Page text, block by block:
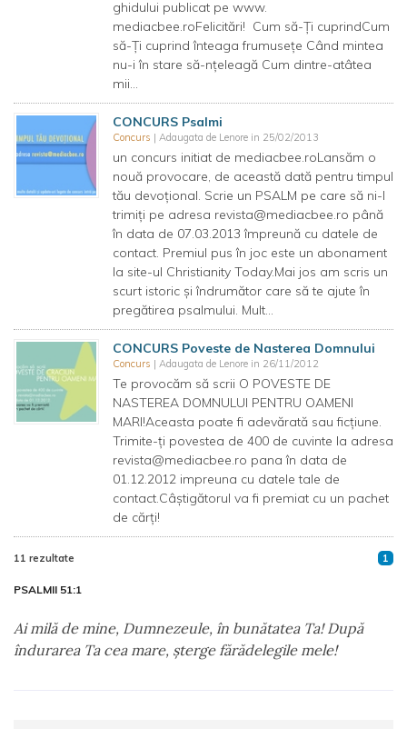
ghidului publicat pe www.
mediacbee.roFelicitări! Cum să-Ţi cuprindCum
să-Ţi cuprind înteaga frumuseţe Când mintea
nu-i în stare să-nţeleagă Cum dintre-atâtea
mii...
CONCURS Psalmi
Concurs | Adaugata de Lenore in 25/02/2013
un concurs initiat de mediacbee.roLansăm o
nouă provocare, de această dată pentru timpul
tău devoţional. Scrie un PSALM pe care să ni-l
trimiţi pe adresa revista@mediacbee.ro până
în data de 07.03.2013 împreună cu datele de
contact. Premiul pus în joc este un abonament
la site-ul Christianity Today.Mai jos am scris un
scurt istoric şi îndrumător care să te ajute în
pregătirea psalmului. Mult...
CONCURS Poveste de Nasterea Domnului
Concurs | Adaugata de Lenore in 26/11/2012
Te provocăm să scrii O POVESTE DE
NASTEREA DOMNULUI PENTRU OAMENI
MARI!Aceasta poate fi adevărată sau ficţiune.
Trimite-ţi povestea de 400 de cuvinte la adresa
revista@mediacbee.ro pana în data de
01.12.2012 impreuna cu datele tale de
contact.Câştigătorul va fi premiat cu un pachet
de cărţi!
11 rezultate 1
PSALMII 51:1
Ai milă de mine, Dumnezeule, în bunătatea Ta! După
îndurarea Ta cea mare, şterge fărădelegile mele!